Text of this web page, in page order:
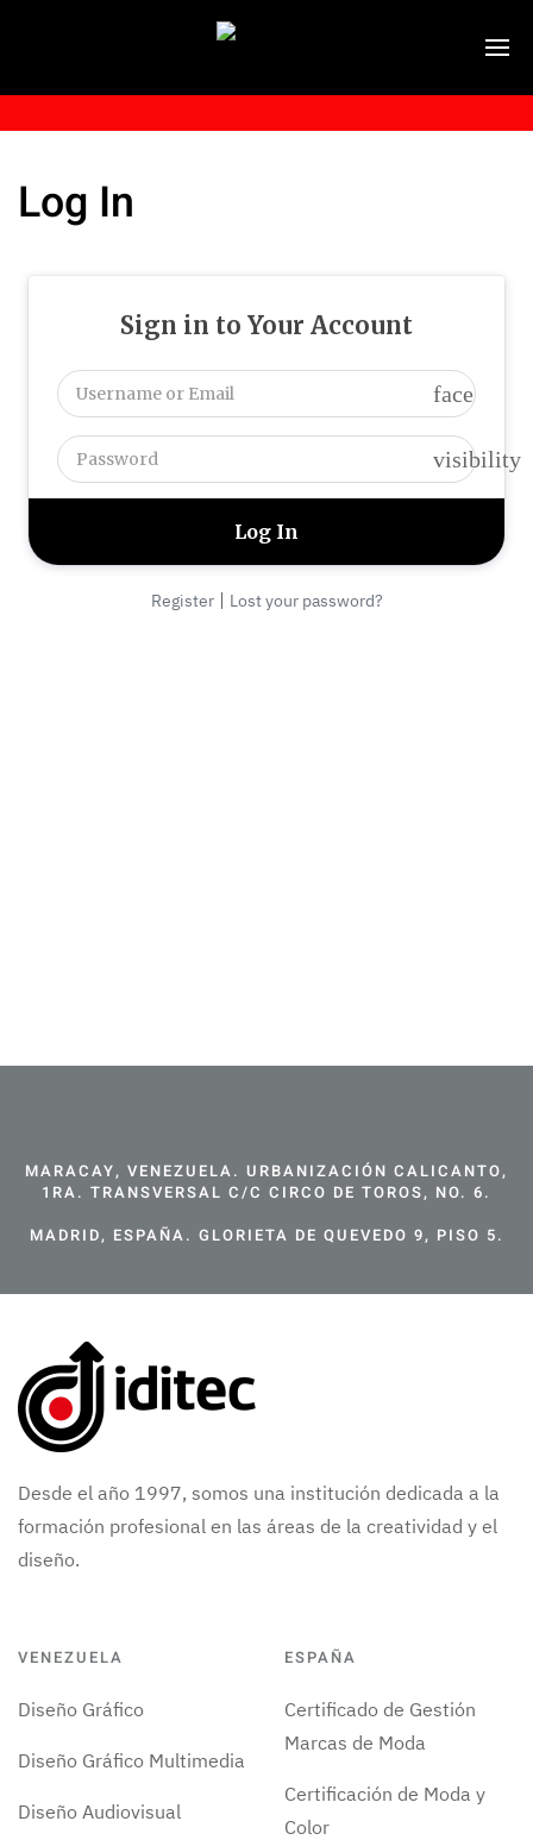
Log In
Sign in to Your Account
face
visibility
Register| Lost your password?
MARACAY, VENEZUELA. URBANIZACIÓN CALICANTO,
1RA. TRANSVERSAL C/C CIRCO DE TOROS, NO. 6.
MADRID, ESPAÑA. GLORIETA DE QUEVEDO 9, PISO 5.
Desde el año 1997, somos una institución dedicada a la
formación profesional en las áreas de la creatividad y el
diseño.
VENEZUELA
Diseño Gráfico
Diseño Gráfico Multimedia
Diseño Audiovisual
ESPAÑA
Certificado de Gestión
Marcas de Moda
Certificación de Moda y
Color